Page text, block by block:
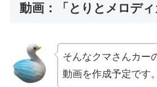
動画：「とりとメロディ
そんなクマさんカー
動画を作成予定です。